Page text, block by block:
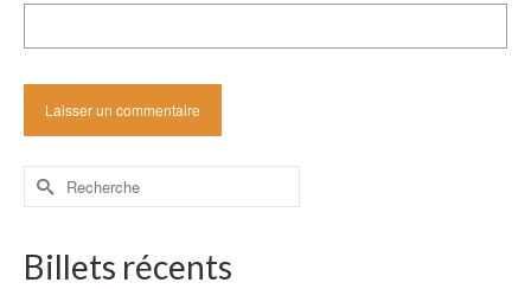
Rechercher :
Billets récents